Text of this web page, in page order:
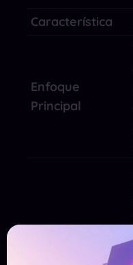
Característica
Enfoque
Principal